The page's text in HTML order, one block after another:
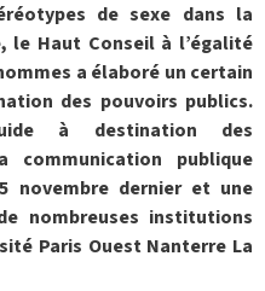
de sexe dans la
le Haut Conseil à l’égalité
a élaboré un certain
des pouvoirs publics.
à destination des
communication publique
novembre dernier et une
nombreuses institutions
Paris Ouest Nanterre La